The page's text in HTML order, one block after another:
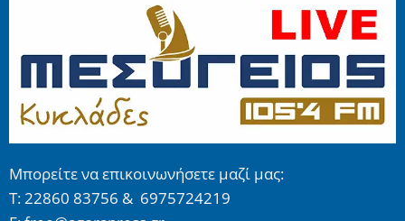
Μπορείτε να επικοινωνήσετε μαζί μας:
Τ: 22860 83756 & 6975724219